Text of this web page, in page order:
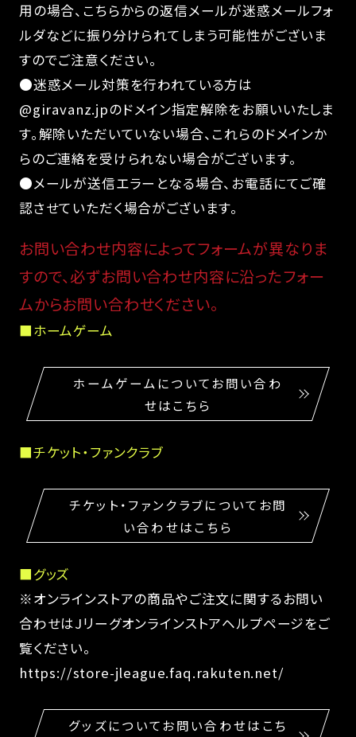
用の場合、こちらからの返信メールが迷惑メールフォ
ルダなどに振り分けられてしまう可能性がございま
すのでご注意ください。
●迷惑メール対策を行われている方は
@giravanz.jpのドメイン指定解除をお願いいたしま
す。解除いただいていない場合、これらのドメインか
らのご連絡を受けられない場合がございます。
●メールが送信エラーとなる場合、お電話にてご確
認させていただく場合がございます。
お問い合わせ内容によってフォームが異なりま
すので、必ずお問い合わせ内容に沿ったフォー
ムからお問い合わせください。
■ホームゲーム
ホームゲームについてお問い合わ
せはこちら
■チケット・ファンクラブ
チケット・ファンクラブについてお問
い合わせはこちら
■グッズ
※オンラインストアの商品やご注文に関するお問い
合わせはJリーグオンラインストアヘルプページをご
覧ください。
https://store-jleague.faq.rakuten.net/
グッズについてお問い合わせはこち